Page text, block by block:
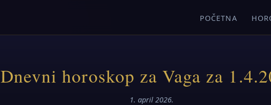
POČETNA
Dnevni horoskop za Vaga za
1. april 2026.